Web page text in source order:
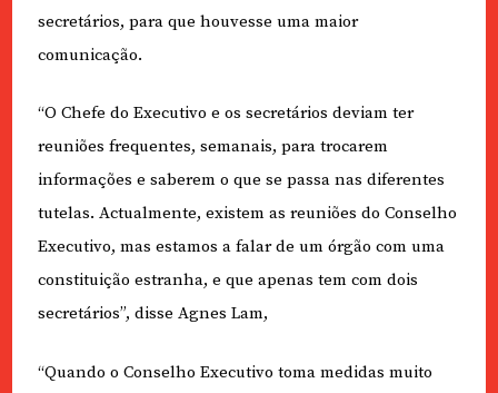
secretários, para que houvesse uma maior
comunicação.
“O Chefe do Executivo e os secretários deviam ter
reuniões frequentes, semanais, para trocarem
informações e saberem o que se passa nas diferentes
tutelas. Actualmente, existem as reuniões do Conselho
Executivo, mas estamos a falar de um órgão com uma
constituição estranha, e que apenas tem com dois
secretários”, disse Agnes Lam,
“Quando o Conselho Executivo toma medidas muito